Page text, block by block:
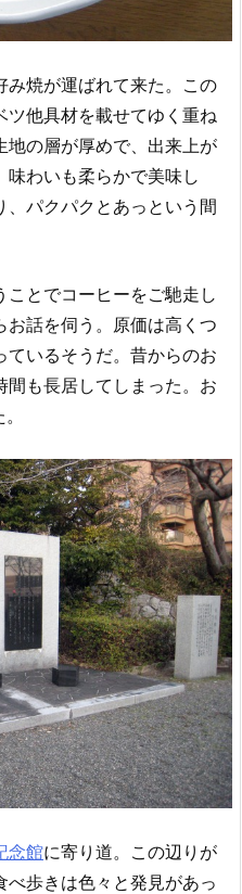
み焼が運ばれて来た。この
ツ他具材を載せてゆく重ね
地の層が厚めで、出来上が
味わいも柔らかで美味し
、パクパクとあっという間
とでコーヒーをご馳走し
話を伺う。原価は高くつ
ているそうだ。昔からのお
も長居してしまった。お
念館に寄り道。この辺りが
歩きは色々と発見があっ